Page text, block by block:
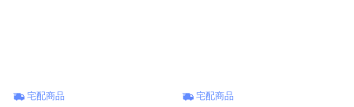
宅配商品 宅配商品